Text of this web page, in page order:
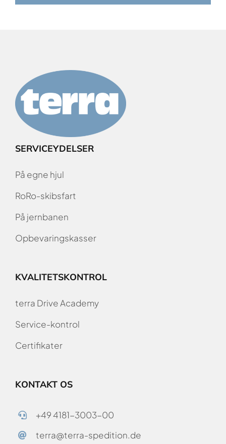
SERVICEYDELSER
På egne hjul
RoRo-skibsfart
På jernbanen
Opbevaringskasser
KVALITETSKONTROL
terra Drive Academy
Service-kontrol
Certifikater
KONTAKT OS
+49 4181-3003-00
terra@terra-spedition.de